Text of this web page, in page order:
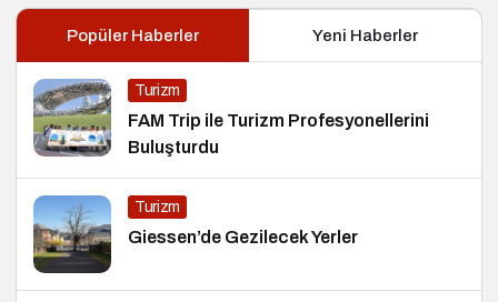
Popüler Haberler Yeni Haberler
Turizm
FAM Trip ile Turizm Profesyonellerini
Buluşturdu
Turizm
Giessen’de Gezilecek Yerler